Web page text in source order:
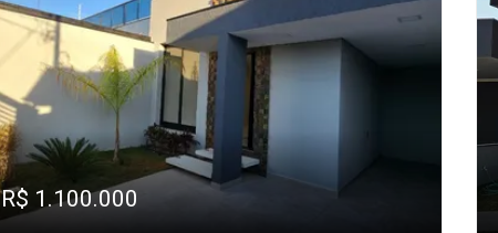
R$ 1.100.000